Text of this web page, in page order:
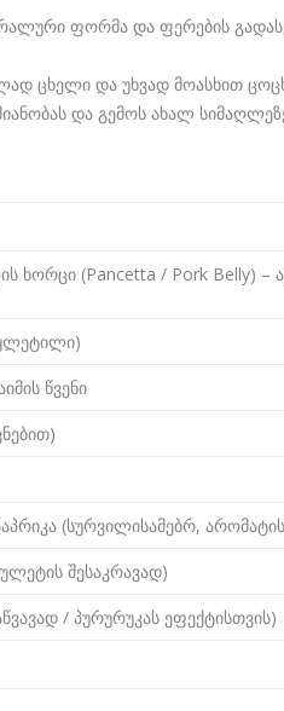
ფორმა და ფერების
ცხელი და უხვად მოასხით
და გემოს ახალ
ხორცი (Pancetta / Pork Belly)
წვენი
(სურვილისამებრ,
შესაკრავად)
/ პურურუკას ეფექტისთვის)